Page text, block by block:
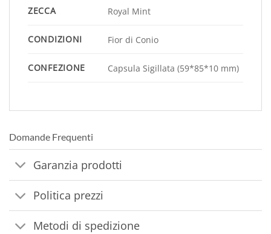
ZECCA Royal Mint
CONDIZIONI Fior di Conio
CONFEZIONE Capsula Sigillata (59*85*10 mm)
Domande Frequenti
Garanzia prodotti
Politica prezzi
Metodi di spedizione